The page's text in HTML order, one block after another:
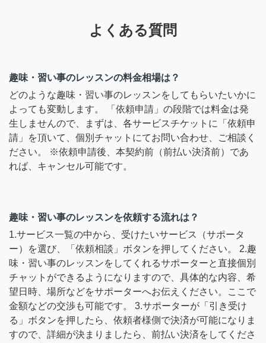
よくある質問
趣味・習い事のレッスンの料金相場は？
どのような趣味・習い事のレッスンをしてもらいたいかに
よっても変動します。 「依頼申請」の段階では料金は発
生しませんので、まずは、各サービスチケットに「依頼申
請」を頂いて、個別チャットにてお問い合わせ、ご相談く
ださい。 ※依頼申請後、本契約前（前払い決済前）であ
れば、キャンセル可能です。
趣味・習い事のレッスンを依頼する流れは？
1.サービス一覧の中から、受けたいサービス（サポータ
ー）を選び、「依頼相談」ボタンを押してください。 2.趣
味・習い事のレッスンをしてくれるサポーターと直接個別
チャットができるようになりますので、具体的な内容、希
望日時、場所などをサポーターへお伝えください。ここで
金額などの交渉も可能です。 3.サポーターが「引き受け
る」ボタンを押したら、依頼者様側で決済が可能になりま
すので、詳細が決まりましたら、前払い決済をしてくださ